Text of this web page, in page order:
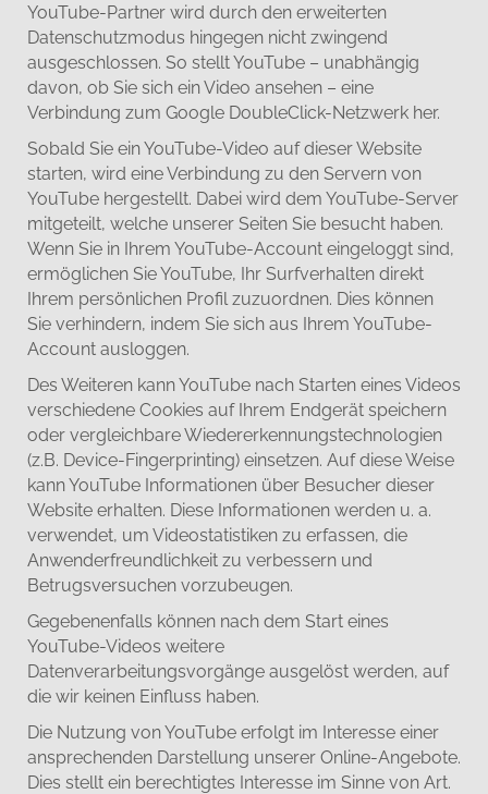
YouTube-Partner wird durch den erweiterten
Datenschutzmodus hingegen nicht zwingend
ausgeschlossen. So stellt YouTube – unabhängig
davon, ob Sie sich ein Video ansehen – eine
Verbindung zum Google DoubleClick-Netzwerk her.
Sobald Sie ein YouTube-Video auf dieser Website
starten, wird eine Verbindung zu den Servern von
YouTube hergestellt. Dabei wird dem YouTube-Server
mitgeteilt, welche unserer Seiten Sie besucht haben.
Wenn Sie in Ihrem YouTube-Account eingeloggt sind,
ermöglichen Sie YouTube, Ihr Surfverhalten direkt
Ihrem persönlichen Profil zuzuordnen. Dies können
Sie verhindern, indem Sie sich aus Ihrem YouTube-
Account ausloggen.
Des Weiteren kann YouTube nach Starten eines Videos
verschiedene Cookies auf Ihrem Endgerät speichern
oder vergleichbare Wiedererkennungstechnologien
(z.B. Device-Fingerprinting) einsetzen. Auf diese Weise
kann YouTube Informationen über Besucher dieser
Website erhalten. Diese Informationen werden u. a.
verwendet, um Videostatistiken zu erfassen, die
Anwenderfreundlichkeit zu verbessern und
Betrugsversuchen vorzubeugen.
Gegebenenfalls können nach dem Start eines
YouTube-Videos weitere
Datenverarbeitungsvorgänge ausgelöst werden, auf
die wir keinen Einfluss haben.
Die Nutzung von YouTube erfolgt im Interesse einer
ansprechenden Darstellung unserer Online-Angebote.
Dies stellt ein berechtigtes Interesse im Sinne von Art.